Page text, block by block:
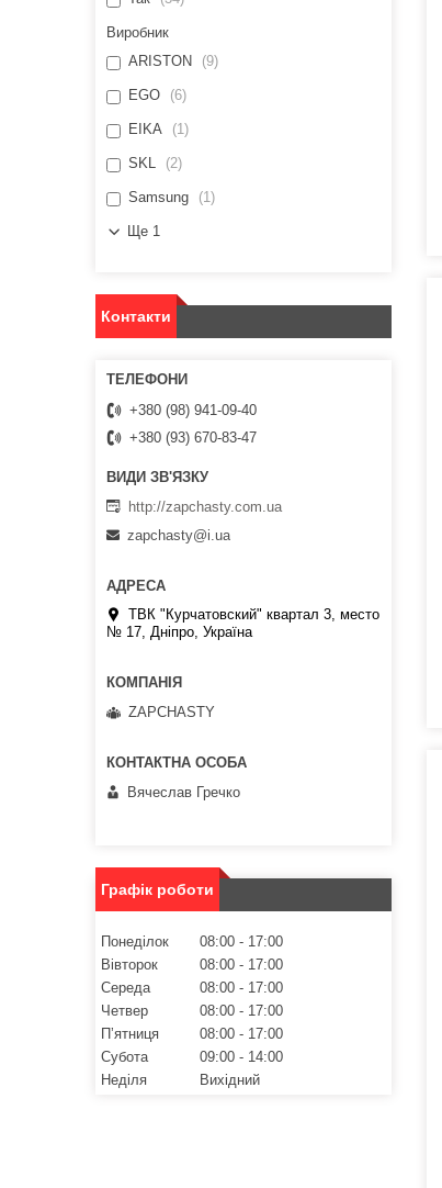
Виробник
ARISTON
9
EGO 6
EIKA 1
SKL 2
Samsung 1
Ще 1
Контакти
+380 (98) 941-09-40
+380 (93) 670-83-47
http://zapchasty.com.ua
zapchasty@i.ua
ТВК "Курчатовский" квартал 3, место
№ 17, Дніпро, Україна
ZAPCHASTY
Вячеслав Гречко
Графік роботи
Понеділок 08:00
17:00
Вівторок
08:00
17:00
Середа
08:00
17:00
Четвер
08:00
17:00
Пʼятниця
08:00
17:00
Субота
09:00
14:00
Неділя
Вихідний